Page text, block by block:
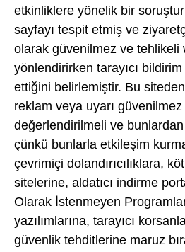
etkinliklere yönelik bir
sayfayı tespit etmiş ve
olarak güvenilmez ve tehlikeli
yönlendirirken tarayıcı
ettiğini belirlemiştir. Bu
reklam veya uyarı
değerlendirilmeli ve bunlardan
çünkü bunlarla etkileşim
çevrimiçi dolandırıcılıklara,
sitelerine, aldatıcı indirme
Olarak İstenmeyen
yazılımlarına, tarayıcı
güvenlik tehditlerine maruz